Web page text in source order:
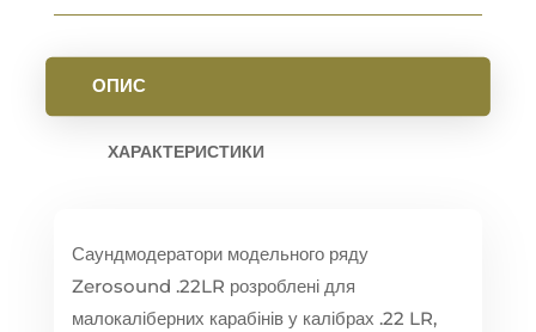
ОПИС
ХАРАКТЕРИСТИКИ
Саундмодератори модельного ряду
Zerosound .22LR розроблені для
малокаліберних карабінів у калібрах .22 LR,